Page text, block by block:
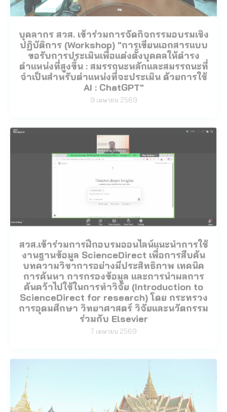
บุคลากร สวส. เข้าร่วมการจัดกิจกรรมอบรมเชิง
ปฏิบัติการ (Workshop) "การเขียนเอกสารแบบ
ขอรับการประเมินเพื่อแต่งตั้งบุคคลให้ดำรง
ตำแหน่งที่สูงขึ้น : สมรรถนะหลักและสมรรถนะที่
จำเป็นสำหรับตำแหน่งที่จะประเมิน ด้วยการใช้
AI : ChatGPT"
9 เมษายน 2569
สวส.เข้าร่วมการฝึกอบรมออนไลน์แนะนำการใช้
งานฐานข้อมูล ScienceDirect เพื่อการสืบค้น
บทความวิชาการอย่างมีประสิทธิภาพ เทคนิค
การค้นหา การกรองข้อมูล และการนำผลการ
ค้นคว้าไปใช้ในการทำวิจัย (Introduction to
ScienceDirect for research) โดย กระทรวง
การอุดมศึกษา วิทยาศาสตร์ วิจัยและนวัตกรรม
ร่วมกับ Elsevier
7 เมษายน 2569